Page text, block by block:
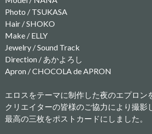
Photo / TSUKASA
Hair / SHOKO
Make / ELLY
Jewelry / Sound Track
Direction / あかよろし
Apron / CHOCOLA de APRON
エロスをテーマに制作した夜のエプロン
クリエイターの皆様のご協力により撮影
最高の三枚をポストカードにしました。